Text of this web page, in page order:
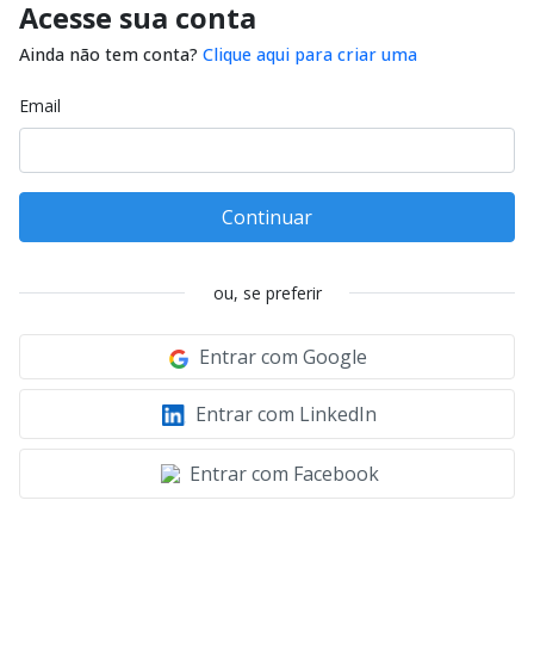
Acesse sua conta
Ainda não tem conta? Clique aqui para criar uma
Email
Continuar
ou, se preferir
Entrar com Google
Entrar com LinkedIn
Entrar com Facebook